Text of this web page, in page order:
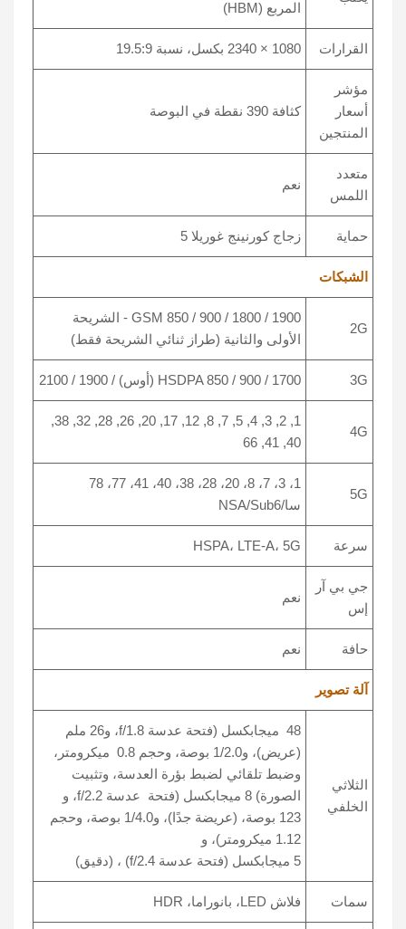
المربع (HBM)
القرارات 1080 × 2340 بكسل، نسبة 19.5:9
مؤشر
أسعار
المنتجين
كثافة 390 نقطة في البوصة
متعدد
اللمس
نعم
حماية زجاج كورنينج غوريلا 5
الشبكات
2G
GSM 850 / 900 / 1800 / 1900 - الشريحة
الأولى والثانية (طراز ثنائي الشريحة فقط)
3G HSDPA 850 / 900 / 1700 (أوس) / 1900 / 2100
4G
1, 2, 3, 4, 5, 7, 8, 12, 17, 20, 26, 28, 32, 38,
40, 41, 66
5G
1، 3، 7، 8، 20، 28، 38، 40، 41، 77، 78
سا/NSA/Sub6
سرعة HSPA، LTE-A، 5G
جي بي آر
إس
نعم
حافة نعم
آلة تصوير
الثلاثي
الخلفي
48 ميجابكسل (فتحة عدسة f/1.8، و26 ملم
(عريض)، و1/2.0 بوصة، وحجم 0.8 ميكرومتر،
وضبط تلقائي لضبط بؤرة العدسة، وتثبيت
الصورة) 8 ميجابكسل (فتحة عدسة f/2.2، و
123 بوصة، (عريضة جدًا)، و1/4.0 بوصة، وحجم
1.12 ميكرومتر)، و
5 ميجابكسل (فتحة عدسة f/2.4) ، (دقيق)
سمات فلاش LED، بانوراما، HDR